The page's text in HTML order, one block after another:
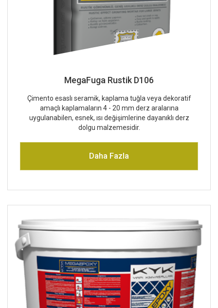
MegaFuga Rustik D106
Çimento esaslı seramik, kaplama tuğla veya dekoratif
amaçlı kaplamaların 4 - 20 mm derz aralarına
uygulanabilen, esnek, ısı değişimlerine dayanıklı derz
dolgu malzemesidir.
Daha Fazla